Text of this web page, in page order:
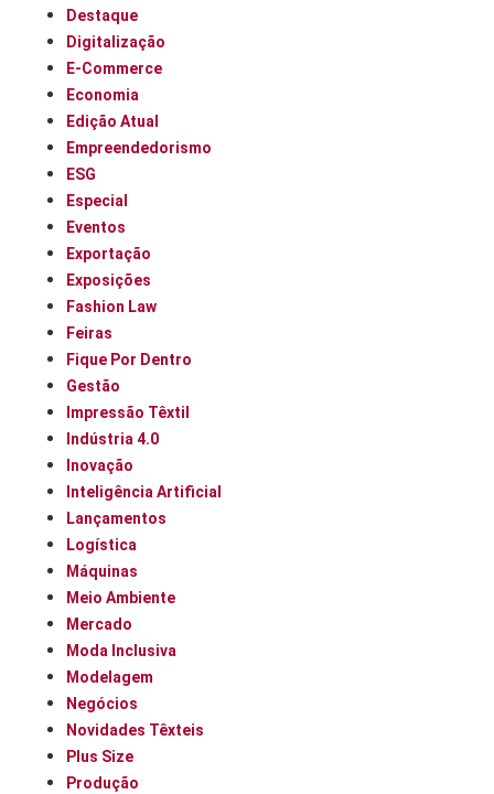
Destaque
Digitalização
E-Commerce
Economia
Edição Atual
Empreendedorismo
ESG
Especial
Eventos
Exportação
Exposições
Fashion Law
Feiras
Fique Por Dentro
Gestão
Impressão Têxtil
Indústria 4.0
Inovação
Inteligência Artificial
Lançamentos
Logística
Máquinas
Meio Ambiente
Mercado
Moda Inclusiva
Modelagem
Negócios
Novidades Têxteis
Plus Size
Produção